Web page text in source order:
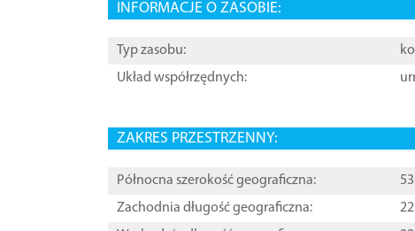
INFORMACJE O ZASOBIE:
Typ zasobu:
Układ współrzędnych:
ZAKRES PRZESTRZENNY:
Północna szerokość geograficzna:
Zachodnia długość geograficzna: